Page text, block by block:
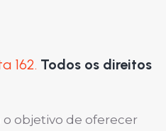
162. Todos os direitos
o objetivo de oferecer